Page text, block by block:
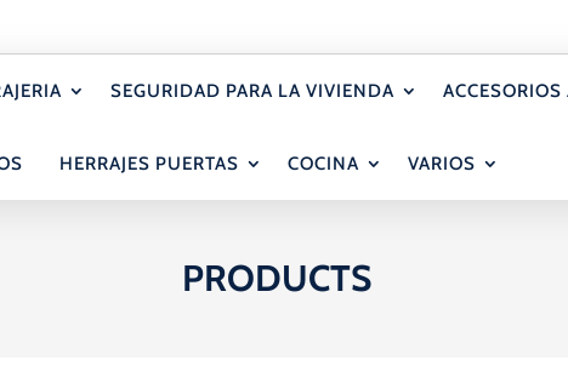
SEGURIDAD PARA LA VIVIENDA
HERRAJES PUERTAS COCINA VARIOS
PRODUCTS